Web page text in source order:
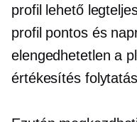
profil lehető
profil pontos és
elengedhetetlen a
értékesítés